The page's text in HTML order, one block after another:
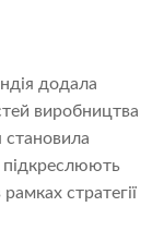
додала
виробництва
становила
підкреслюють
стратегії